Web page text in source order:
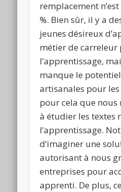
remplacement
%. Bien sûr, il y a
jeunes désireux
métier de carreleur
l’apprentissage,
manque le
artisanales pour les
pour cela que nous
à étudier les textes
l’apprentissage.
d’imaginer une
autorisant à nous
entreprises pour
apprenti. De plus,